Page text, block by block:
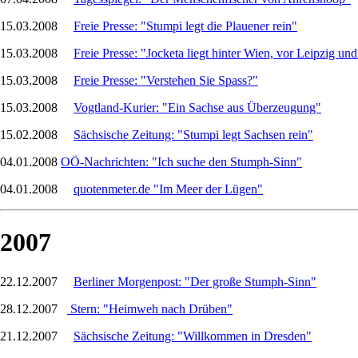
15.03.2008 Freie Presse: "Stumpi legt die Plauener rein"
15.03.2008 Freie Presse: "Jocketa liegt hinter Wien, vor Leipzig
15.03.2008 Freie Presse: "Verstehen Sie Spass?"
15.03.2008 Vogtland-Kurier: "Ein Sachse aus Überzeugung"
15.02.2008 Sächsische Zeitung: "Stumpi legt Sachsen rein"
04.01.2008 OÖ-Nachrichten: "Ich suche den Stumph-Sinn"
04.01.2008 quotenmeter.de "Im Meer der Lügen"
2007
22.12.2007 Berliner Morgenpost: "Der große Stumph-Sinn"
28.12.2007
Stern: "Heimweh nach Drüben"
21.12.2007 Sächsische Zeitung: "Willkommen in Dresden"